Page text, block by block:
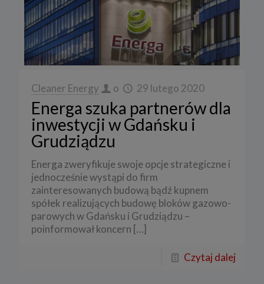
Cleaner Energy o 29 lutego 2020
Energa szuka partnerów dla
inwestycji w Gdańsku i
Grudziądzu
Energa zweryfikuje swoje opcje strategiczne i
jednocześnie wystąpi do firm
zainteresowanych budową bądź kupnem
spółek realizujących budowę bloków gazowo-
parowych w Gdańsku i Grudziądzu –
poinformował koncern […]
Czytaj dalej